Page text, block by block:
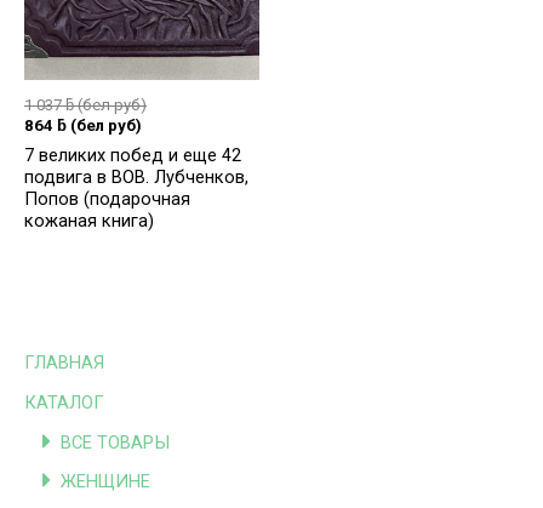
ГЛАВНАЯ
КАТАЛОГ
ВСЕ ТОВАРЫ
ЖЕНЩИНЕ
1 037ƃ(бел руб)
864 ƃ (бел руб)
7 великих побед и еще 42
подвига в ВОВ. Лубченков,
Попов (подарочная
кожаная книга)